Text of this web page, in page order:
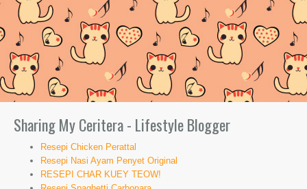
Sharing My Ceritera - Lifestyle Blogger
Resepi Chicken Perattal
Resepi Nasi Ayam Penyet Original
RESEPI CHAR KUEY TEOW!